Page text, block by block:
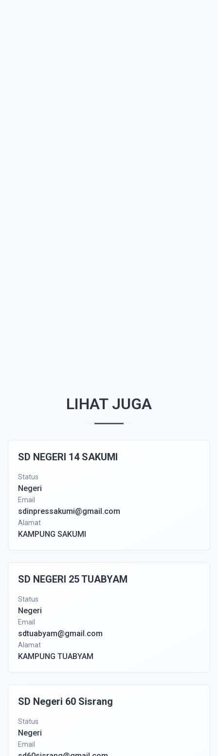
LIHAT JUGA
SD NEGERI 14 SAKUMI
Status
Negeri
Email
sdinpressakumi@gmail.com
Alamat
KAMPUNG SAKUMI
SD NEGERI 25 TUABYAM
Status
Negeri
Email
sdtuabyam@gmail.com
Alamat
KAMPUNG TUABYAM
SD Negeri 60 Sisrang
Status
Negeri
Email